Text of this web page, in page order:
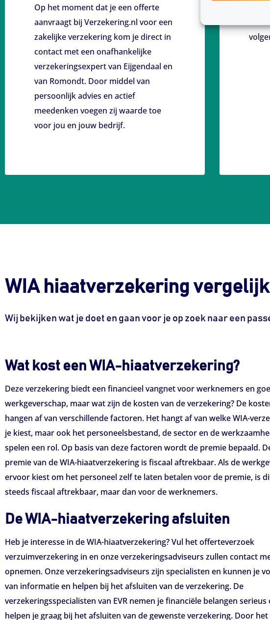
Op het moment dat je een offerte
aanvraagt bij Verzekering.nl voor een
zakelijke verzekering kom je direct in
contact met een onafhankelijke
verzekeringsexpert van Eijgendaal en
van Romondt. Door middel van
persoonlijk advies en actief
meedenken voegen zij waarde toe
voor jou en jouw bedrijf.
WIA hiaatverzekering
Wij bekijken wat je doet en gaan voor je op zoek naar een
Wat kost een WIA-hiaatverzekering?
Deze verzekering biedt een financieel vangnet voor werknemers en
werkgeverschap, maar wat zijn de kosten van de verzekering? De
hangen af van verschillende factoren. Het hangt af van welke WIA-
je kiest, maar ook het personeelsbestand, de sector en de
spelen een rol. Op basis van deze factoren wordt de premie bepaald.
premie van de WIA-hiaatverzekering is fiscaal aftrekbaar. Als de
ervoor kiest om het personeel zelf te laten betalen voor de premie, is
steeds fiscaal aftrekbaar, maar dan voor de werknemers.
De WIA-hiaatverzekering afsluiten
Heb je interesse in de WIA-hiaatverzekering? Vul het offerteverzoek
verzuimverzekering in en onze verzekeringsadviseurs zullen contact
opnemen. Onze verzekeringsadviseurs zijn specialisten en kunnen je
van informatie en helpen bij het afsluiten van de verzekering. De
verzekeringsspecialisten van EVR nemen je financiële belangen serieus
helpen je graag bij het afsluiten van de gewenste verzekering. Door het